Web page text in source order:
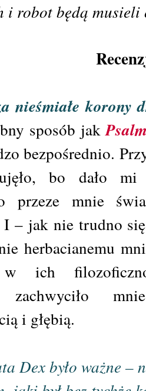
i robot będą musieli
nieśmiałe korony
sposób jak
bezpośrednio.
bo dało
przeze mnie
I – jak nie trudno
herbacianemu
ich
zachwyciło
i głębią.
Dex było ważne –